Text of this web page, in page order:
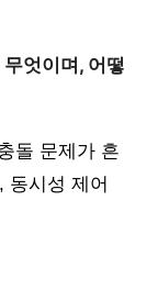
엇이며, 어떻
돌 문제가 흔
동시성 제어